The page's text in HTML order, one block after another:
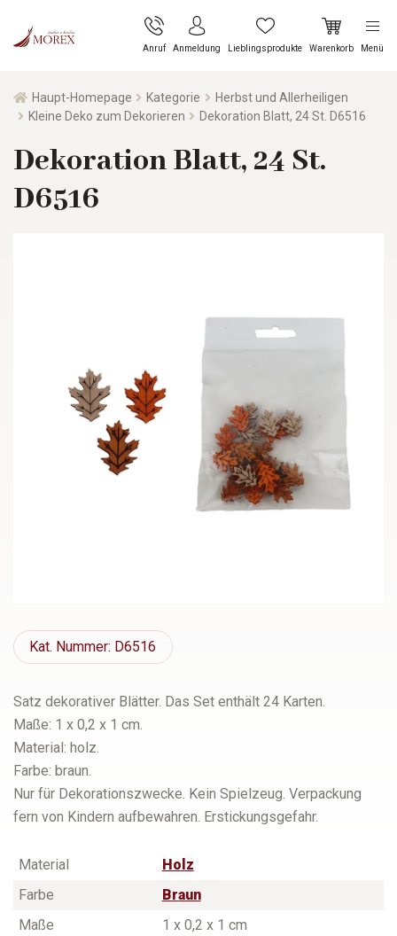
Anruf Anmeldung Lieblingsprodukte Warenkorb Menü
Haupt-Homepage Kategorie
Herbst und Allerheiligen
Kleine Deko zum Dekorieren
Dekoration Blatt, 24 St. D6516
Dekoration Blatt, 24 St.
D6516
Kat. Nummer: D6516
Satz dekorativer Blätter. Das Set enthält 24 Karten.
Maße: 1 x 0,2 x 1 cm.
Material: holz.
Farbe: braun.
Nur für Dekorationszwecke. Kein Spielzeug. Verpackung
fern von Kindern aufbewahren. Erstickungsgefahr.
Material
Holz
Farbe
Braun
Maße
1 x 0,2 x 1 cm